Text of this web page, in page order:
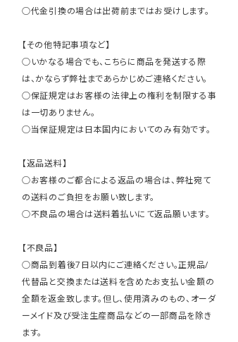
○代金引換の場合は出荷前まではお受けします。
【その他特記事項など】
○いかなる場合でも、こちらに商品を発送する際
は、かならず弊社まであらかじめご連絡ください。
○保証規定はお客様の法律上の権利を制限する事
は一切ありません。
○当保証規定は日本国内においてのみ有効です。
【返品送料】
○お客様のご都合による返品の場合は、弊社宛て
の送料のご負担をお願い致します。
○不良品の場合は送料着払いにて返品願います。
【不良品】
○商品到着後7日以内にご連絡ください。正規品/
代替品と交換または送料を含めたお支払い金額の
全額を返金致します。但し、使用済みのもの、オーダ
ーメイド及び受注生産商品などの一部商品を除き
ます。